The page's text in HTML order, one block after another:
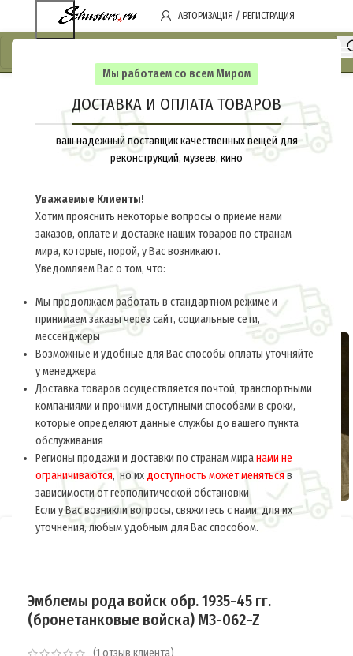
Мы работаем со всем Миром
ДОСТАВКА И ОПЛАТА ТОВАРОВ
ваш надежный поставщик качественных вещей для
реконструкций, музеев, кино
Уважаемые Клиенты!
Хотим прояснить некоторые вопросы о приеме нами
заказов, оплате и доставке наших товаров по странам
мира, которые, порой, у Вас возникают.
Уведомляем Вас о том, что:
Мы продолжаем работать в стандартном режиме и
принимаем заказы через сайт, социальные сети,
мессенджеры
Возможные и удобные для Вас способы оплаты уточняйте
у менеджера
Доставка товаров осуществляется почтой, транспортными
компаниями и прочими доступными способами в сроки,
которые определяют данные службы до вашего пункта
обслуживания
Регионы продажи и доставки по странам миранами не
ограничиваются, но их доступность может меняться в
зависимости от геополитической обстановки
Если у Вас возникли вопросы, свяжитесь с нами, для их
уточнения, любым удобным для Вас способом.
АВТОРИЗАЦИЯ / РЕГИСТРАЦИЯ
Эмблемы рода войск обр. 1935-45 гг.
(бронетанковые войска) M3-062-Z